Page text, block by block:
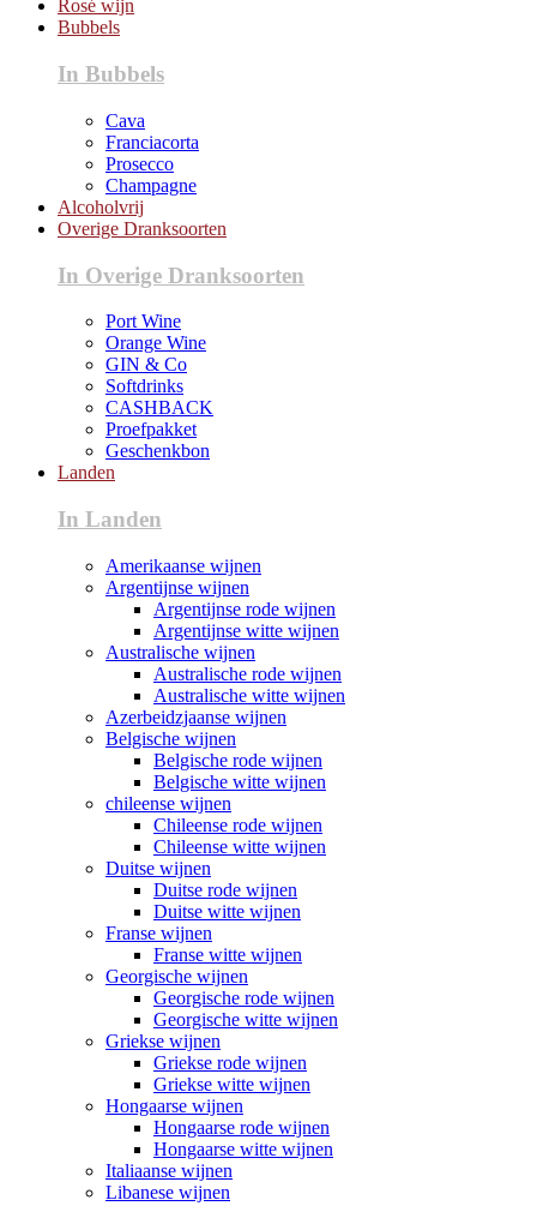
Rosé wijn
Bubbels
In Bubbels
Cava
Franciacorta
Prosecco
Champagne
Alcoholvrij
Overige Dranksoorten
In Overige Dranksoorten
Port Wine
Orange Wine
GIN & Co
Softdrinks
CASHBACK
Proefpakket
Geschenkbon
Landen
In Landen
Amerikaanse wijnen
Argentijnse wijnen
Argentijnse rode wijnen
Argentijnse witte wijnen
Australische wijnen
Australische rode wijnen
Australische witte wijnen
Azerbeidzjaanse wijnen
Belgische wijnen
Belgische rode wijnen
Belgische witte wijnen
chileense wijnen
Chileense rode wijnen
Chileense witte wijnen
Duitse wijnen
Duitse rode wijnen
Duitse witte wijnen
Franse wijnen
Franse witte wijnen
Georgische wijnen
Georgische rode wijnen
Georgische witte wijnen
Griekse wijnen
Griekse rode wijnen
Griekse witte wijnen
Hongaarse wijnen
Hongaarse rode wijnen
Hongaarse witte wijnen
Italiaanse wijnen
Libanese wijnen